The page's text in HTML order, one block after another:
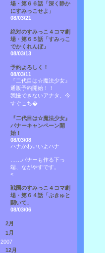
場・第６６話「深く静か
にすみっこせよ」
08/03/21
絶対のすみっこ４コマ劇
場・第６５話「すみっこ
でかくれんぼ」
08/03/13
予約よろしく！
08/03/11
『二代目は☆魔法少女』
通販予約開始！！
我慢できないアナタ、今
すぐこち�
『二代目は☆魔法少女』
バナーキャンペーン開
始！
08/03/08
ハナかわいいよハナ
……バナーも作る下っ
端、ながやすです。
<
戦国のすみっこ４コマ劇
場・第６４話「ぷきゅと
闘いて」
08/03/06
2月
1月
2007
12月